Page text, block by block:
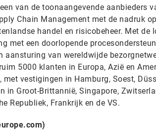
van de toonaangevende aanbieders
Chain Management met de nadruk
handel en risicobeheer. Met de
met een doorlopende
van wereldwijde
5000 klanten in Europa, Azië en
vestigingen in Hamburg, Soest,
in Groot-Brittannië, Singapore,
Republiek, Frankrijk en de VS.